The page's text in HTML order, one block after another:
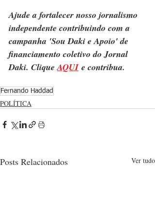
Ajude a fortalecer nosso jornalismo
independente contribuindo com a
campanha 'Sou Daki e Apoio' de
financiamento coletivo do Jornal
Daki. Clique AQUI e contribua.
Fernando Haddad
POLÍTICA
Posts Relacionados Ver tudo